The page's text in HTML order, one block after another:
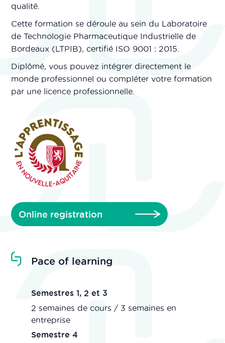
qualité.
Cette formation se déroule au sein du Laboratoire
de Technologie Pharmaceutique Industrielle de
Bordeaux (LTPIB), certifié ISO 9001 : 2015.
Diplômé, vous pouvez intégrer directement le
monde professionnel ou compléter votre formation
par une licence professionnelle.
Online registration
Pace of learning
Semestres 1, 2 et 3
2 semaines de cours / 3 semaines en
entreprise
Semestre 4